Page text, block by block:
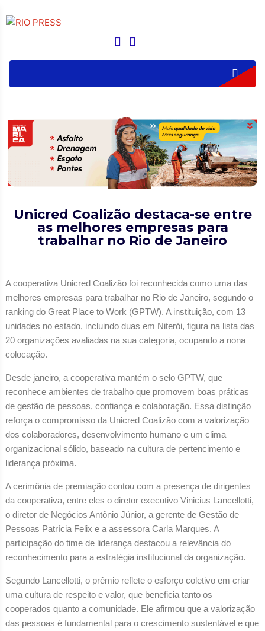
Unicred Coalizão destaca-se entre
as melhores empresas para
trabalhar no Rio de Janeiro
A cooperativa Unicred Coalizão foi reconhecida como uma das
melhores empresas para trabalhar no Rio de Janeiro, segundo o
ranking do Great Place to Work (GPTW). A instituição, com 13
unidades no estado, incluindo duas em Niterói, figura na lista das
20 organizações avaliadas na sua categoria, ocupando a nona
colocação.
Desde janeiro, a cooperativa mantém o selo GPTW, que
reconhece ambientes de trabalho que promovem boas práticas
de gestão de pessoas, confiança e colaboração. Essa distinção
reforça o compromisso da Unicred Coalizão com a valorização
dos colaboradores, desenvolvimento humano e um clima
organizacional sólido, baseado na cultura de pertencimento e
liderança próxima.
A cerimônia de premiação contou com a presença de dirigentes
da cooperativa, entre eles o diretor executivo Vinicius Lancellotti,
o diretor de Negócios Antônio Júnior, a gerente de Gestão de
Pessoas Patrícia Felix e a assessora Carla Marques. A
participação do time de liderança destacou a relevância do
reconhecimento para a estratégia institucional da organização.
Segundo Lancellotti, o prêmio reflete o esforço coletivo em criar
uma cultura de respeito e valor, que beneficia tanto os
cooperados quanto a comunidade. Ele afirmou que a valorização
das pessoas é fundamental para o crescimento sustentável e que